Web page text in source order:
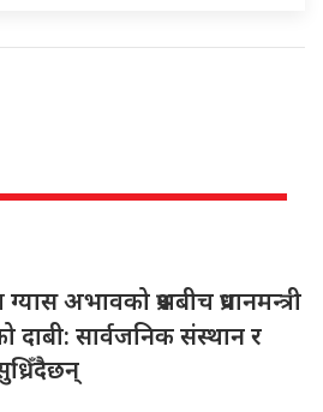
ग्यास अभावको प्रश्नबीच प्रधानमन्त्री
दाबी: सार्वजनिक संस्थान र